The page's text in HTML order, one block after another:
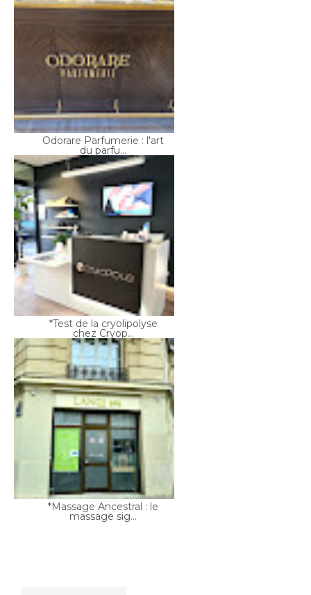
du parfu...
*Test de la cryolipolyse
chez Cryop...
*Massage Ancestral : le
massage sig...